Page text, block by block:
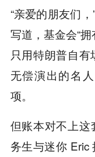
“亲爱的朋友们
写道，基金会“
只用特朗普自
无偿演出的名
项。
但账本对不上这
务生与迷你 Eric